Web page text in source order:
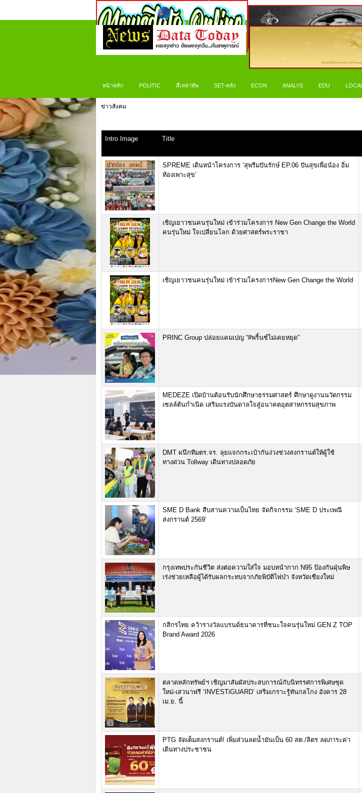
หน้าหลัก POLITIC สี่เหล่าทัพ SET-คลัง ECON ANALYS EDU LOCAL
ข่าวสังคม
Intro Image Title
SPREME เดินหน้าโครงการ ‘สุพรีมปันรักษ์ EP.06 ปันสุขเพื่อน้อง อิ่ม
ท้องเพาะสุข’
เชิญเยาวชนคนรุ่นใหม่ เข้าร่วมโครงการ New Gen Change the World
คนรุ่นใหม่ ใจเปลี่ยนโลก ด้วยศาสตร์พระราชา
เชิญเยาวชนคนรุ่นใหม่ เข้าร่วมโครงการNew Gen Change the World
PRINC Group ปล่อยแคมเปญ “#พริ้นซ์ไม่เคยหยุด”
MEDEZE เปิดบ้านต้อนรับนักศึกษาธรรมศาสตร์ ศึกษาดูงานนวัตกรรม
เซลล์ต้นกำเนิด เสริมแรงบันดาลใจสู่อนาคตอุตสาหกรรมสุขภาพ
DMT ผนึกทีมตร.จร. ลุยแจกกระเป๋ากันง่วงช่วงสงกรานต์ให้ผู้ใช้
ทางด่วน Tollway เดินทางปลอดภัย
SME D Bank สืบสานความเป็นไทย จัดกิจกรรม ‘SME D ประเพณี
สงกรานต์ 2569’
กรุงเทพประกันชีวิต ส่งต่อความใส่ใจ มอบหน้ากาก N95 ป้องกันฝุ่นพิษ
เร่งช่วยเหลือผู้ได้รับผลกระทบจากภัยพิบัติไฟป่า จังหวัดเชียงใหม่
กสิกรไทย คว้ารางวัลแบรนด์ธนาคารที่ชนะใจคนรุ่นใหม่ GEN Z TOP
Brand Award 2026
ตลาดหลักทรัพย์ฯ เชิญมาสัมผัสประสบการณ์กับนิทรรศการพิเศษชุด
ใหม่-เสวนาฟรี ‘INVESTiGUARD’ เสริมเกราะรู้ทันกลโกง อังคาร 28
เม.ย. นี้
PTG จัดเต็มสงกรานต์! เพิ่มส่วนลดน้ำมันเป็น 60 สต./ลิตร ลดภาระค่า
เดินทางประชาชน